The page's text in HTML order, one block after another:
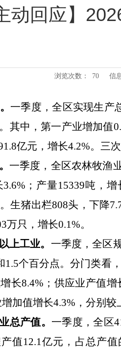
动回应】
浏览次数： 70 信
。 一季度，全区实现生产
。 其中，第一产业增加值
亿元，增长4.2%。三
一季度，全区农林牧渔
3.6% ；产量15339吨，增
。生猪出栏808头， 下降
万只， 增长0.1%。
上工业。 一季度，全区
1.5个百分点。分门类看
长8.4% ；供应业产值增
增加值增长4.3% ，分别
总产值。 一季度，全区
值12.1亿元，占总产值